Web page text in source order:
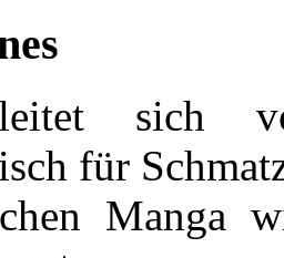
sich
für
Manga